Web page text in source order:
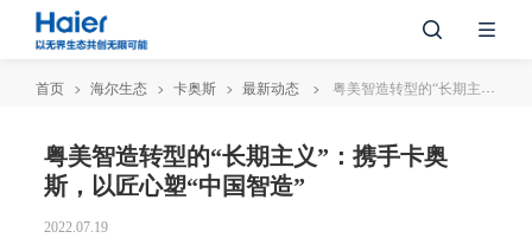
首页 海尔生态 卡奥斯 最新动态 粤美智造转型的“长期主义”：携手卡奥斯，以匠心塑“中国智造”
粤美智造转型的“长期主义”：携手卡奥
斯，以匠心塑“中国智造”
2022.07.19